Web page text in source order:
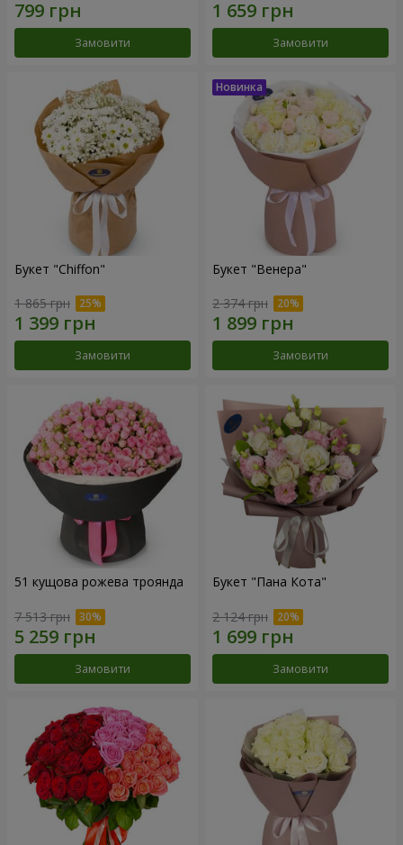
Замовити Замовити
Букет "Chiffon"
1 865 грн
Замовити
Букет "Венера"
2 374 грн
Замовити
51 кущова рожева троянда
7 513 грн
Замовити
Букет "Пана Кота"
2 124 грн
Замовити